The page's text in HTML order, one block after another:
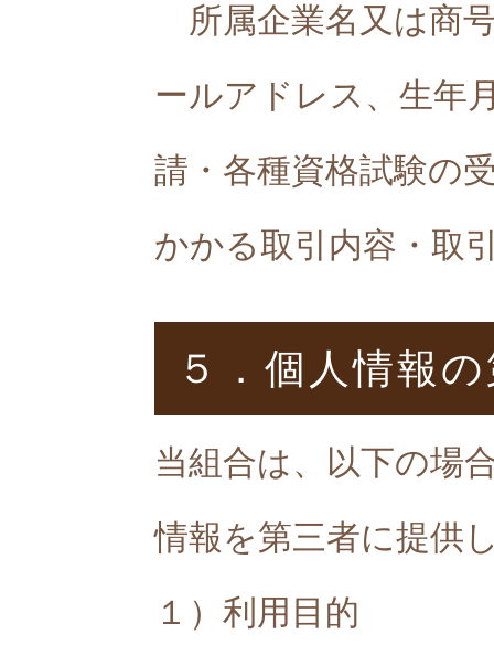
所属企業名又は商
ールアドレス、生年
請・各種資格試験の
かかる取引内容・取
５．個人情報
当組合は、以下の場
情報を第三者に提供
１）利用目的